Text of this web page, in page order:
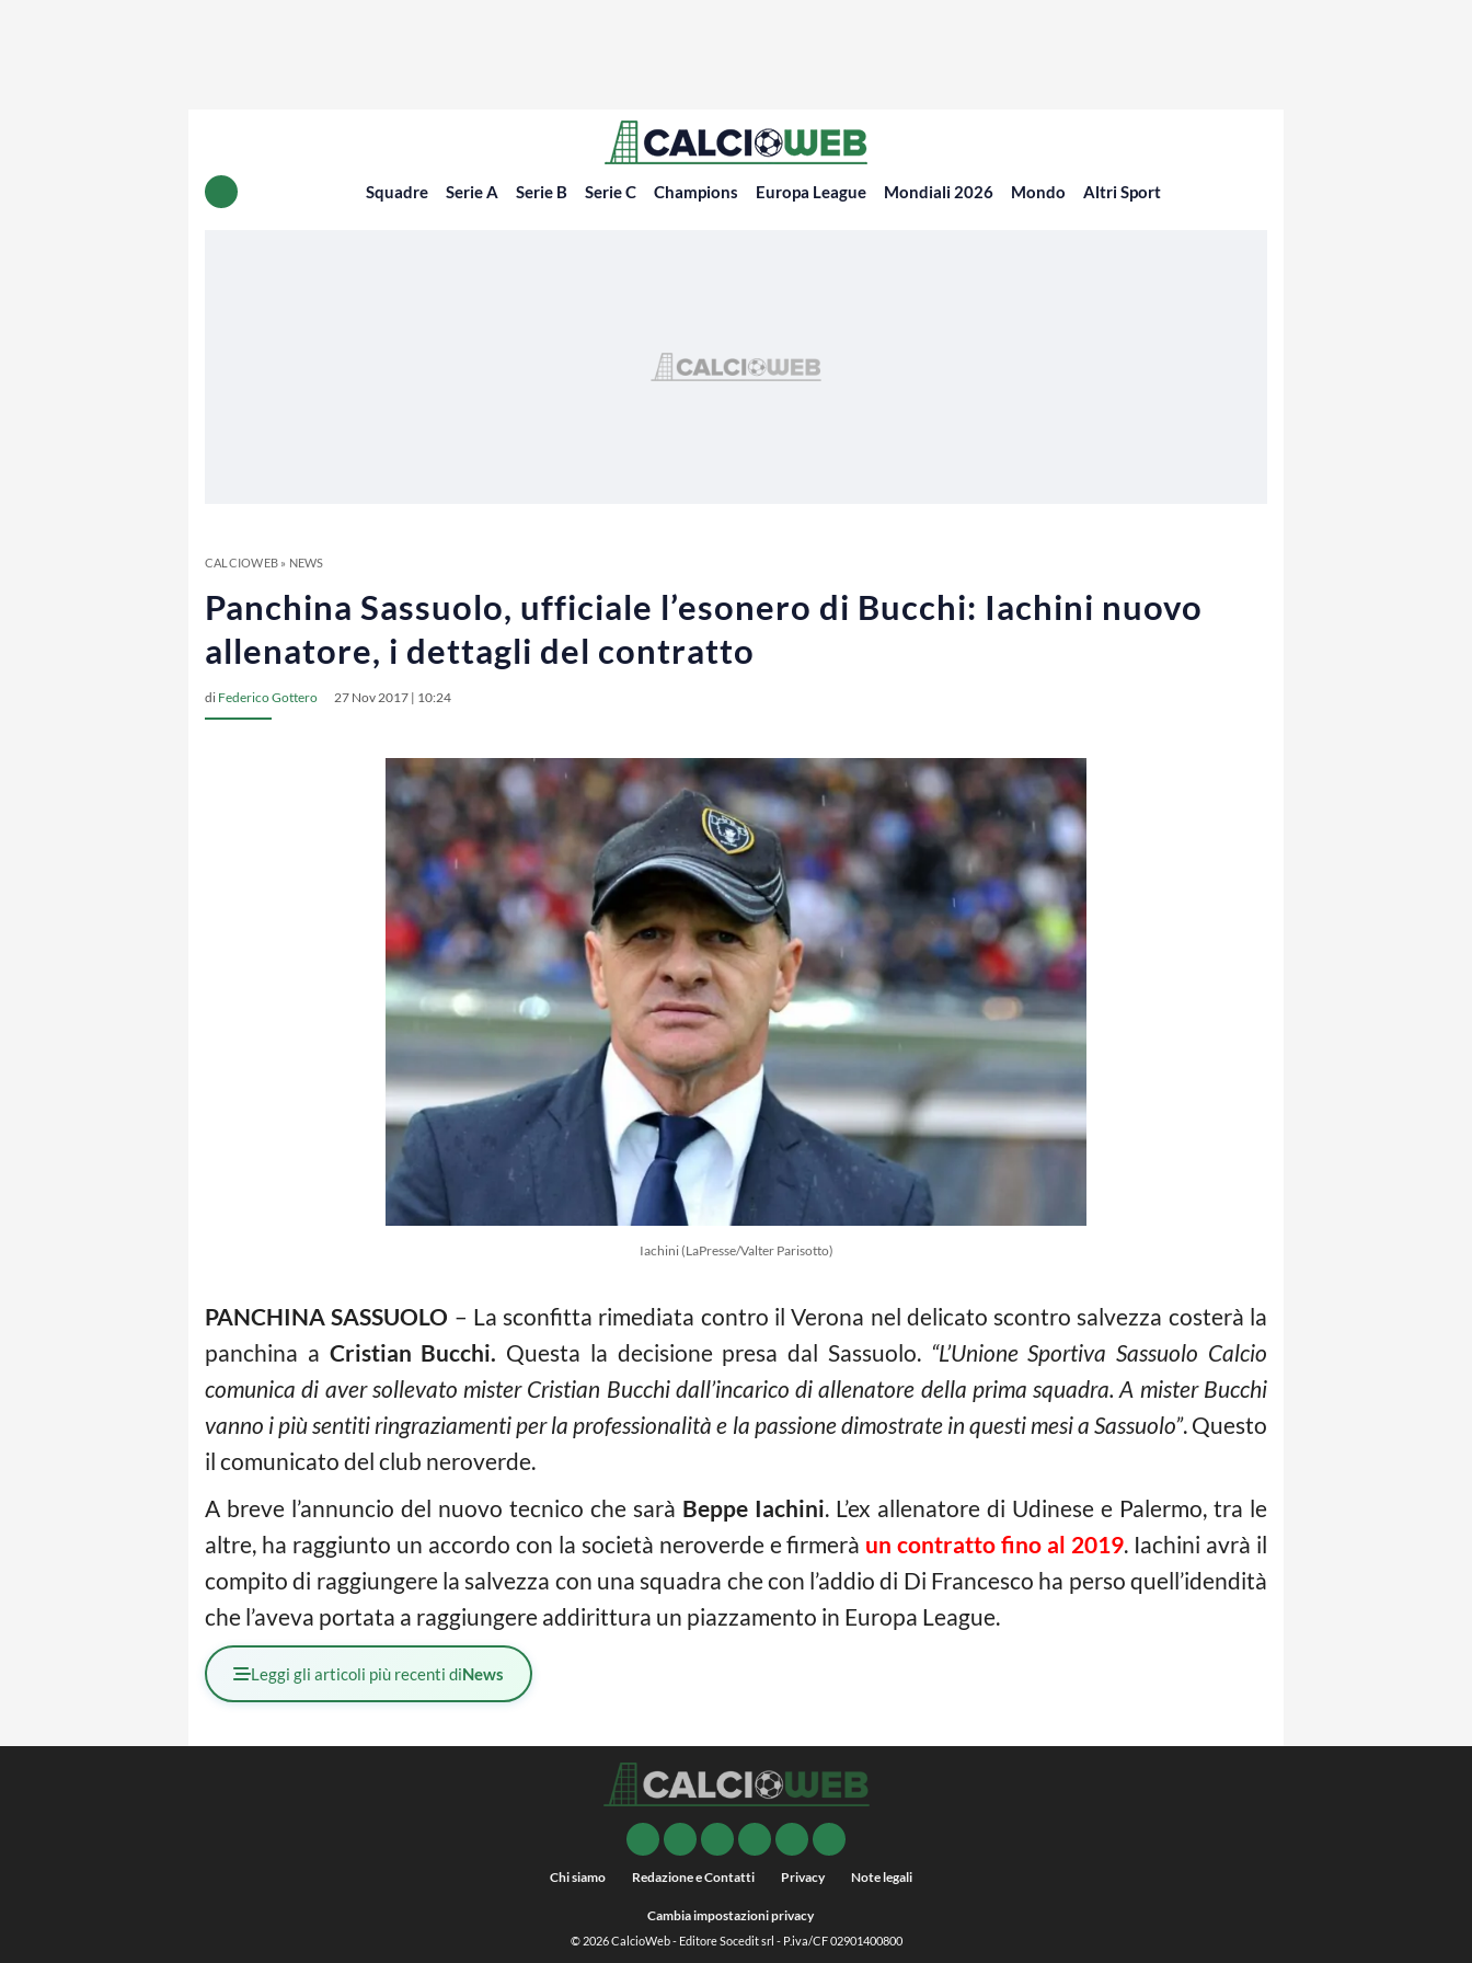
Squadre Serie A Serie B Serie C Champions Europa League Mondiali 2026 Mondo Altri Sport
CALCIOWEB» NEWS
Panchina Sassuolo, ufficiale l’esonero di Bucchi: Iachini nuovo
allenatore, i dettagli del contratto
di Federico Gottero 27 Nov 2017 | 10:24
Iachini (LaPresse/Valter Parisotto)
PANCHINA SASSUOLO – La sconfitta rimediata contro il Verona nel delicato scontro salvezza costerà la
panchina a Cristian Bucchi. Questa la decisione presa dal Sassuolo. “L’Unione Sportiva Sassuolo Calcio
comunica di aver sollevato mister Cristian Bucchi dall’incarico di allenatore della prima squadra. A mister Bucchi
vanno i più sentiti ringraziamenti per la professionalità e la passione dimostrate in questi mesi a Sassuolo”. Questo
il comunicato del club neroverde.
A breve l’annuncio del nuovo tecnico che sarà Beppe Iachini. L’ex allenatore di Udinese e Palermo, tra le
altre, ha raggiunto un accordo con la società neroverde e firmerà un contratto fino al 2019. Iachini avrà il
compito di raggiungere la salvezza con una squadra che con l’addio di Di Francesco ha perso quell’idendità
che l’aveva portata a raggiungere addirittura un piazzamento in Europa League.
Leggi gli articoli più recenti diNews
Chi siamo Redazione e Contatti Privacy Note legali
Cambia impostazioni privacy
© 2026CalcioWeb- Editore Socedit srl - P.iva/CF 02901400800